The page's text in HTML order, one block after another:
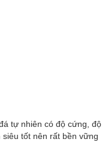
tự nhiên có độ cứng, độ
tốt nên rất bền vững